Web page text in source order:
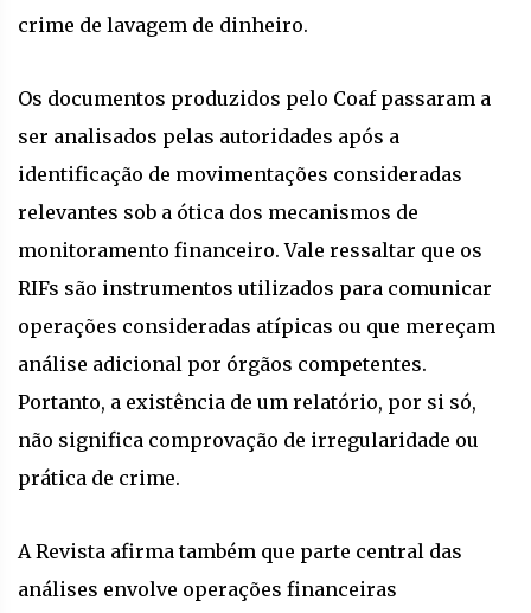
crime de lavagem de dinheiro.
Os documentos produzidos pelo Coaf passaram a
ser analisados pelas autoridades após a
identificação de movimentações consideradas
relevantes sob a ótica dos mecanismos de
monitoramento financeiro. Vale ressaltar que os
RIFs são instrumentos utilizados para comunicar
operações consideradas atípicas ou que mereçam
análise adicional por órgãos competentes.
Portanto, a existência de um relatório, por si só,
não significa comprovação de irregularidade ou
prática de crime.
A Revista afirma também que parte central das
análises envolve operações financeiras